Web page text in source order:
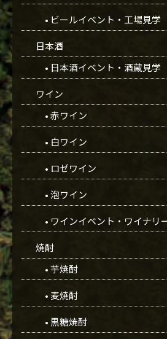
• ビールイベント・工場見学
日本酒
• 日本酒イベント・酒蔵見学
ワイン
• 赤ワイン
• 白ワイン
• ロゼワイン
• 泡ワイン
• ワインイベント・ワイナリ
焼酎
• 芋焼酎
• 麦焼酎
• 黒糖焼酎